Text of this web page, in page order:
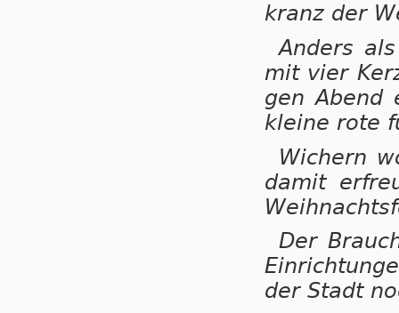
kranz der
Anders
mit vier
gen Abend
klei­ne ro­te
Wichern
damit
Der
der Stadt